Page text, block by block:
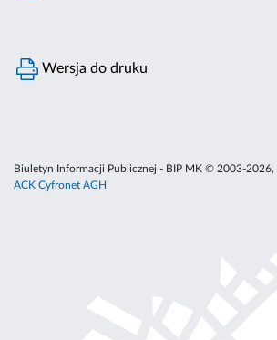
Wersja do druku
Biuletyn Informacji Publicznej - BIP MK © 2003-2026,
ACK Cyfronet AGH